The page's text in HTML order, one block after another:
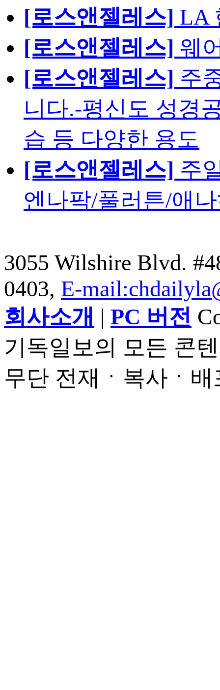
[로스앤젤레스] LA
[로스앤젤레스] 웨
[로스앤젤레스] 주
니다.-평신도 성경
습 등 다양한 용도
[로스앤젤레스] 주
엔나팍/풀러튼/애
3055 Wilshire Blvd.
0403, E-
회사소개 | PC 버전
기독일보의 모든 콘
무단 전재ㆍ복사ㆍ